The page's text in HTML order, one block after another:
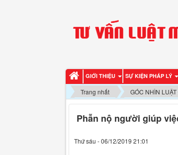
GIỚI THIỆU SỰ KIỆN PHÁP LÝ
Trang nhất GÓC NHÌN LUẬT
Phẫn nộ người giúp
Thứ sáu - 06/12/2019 21:01